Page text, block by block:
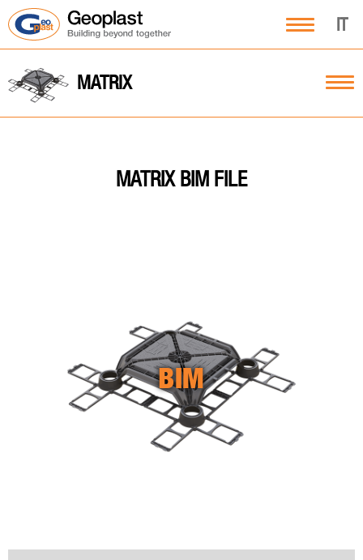
IT
MATRIX
MATRIX BIM FILE
BIM